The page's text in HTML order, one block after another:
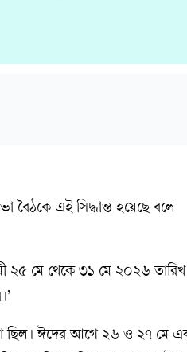
বৈঠকে এই সিদ্ধান্ত হয়েছে বলে
২৫ মে থেকে ৩১ মে ২০২৬ তারিখ
ছিল। ঈদের আগে ২৬ ও ২৭ মে